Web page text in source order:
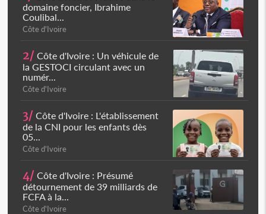
domaine foncier, Ibrahime
Coulibal...
Côte d'Ivoire
2/ Côte d'Ivoire : Un véhicule de
la GESTOCI circulant avec un
numér...
Côte d'Ivoire
3/ Côte d'Ivoire : L'établissement
de la CNI pour les enfants dès
05...
Côte d'Ivoire
4/ Côte d'Ivoire : Présumé
détournement de 39 milliards de
FCFA à la...
Côte d'Ivoire